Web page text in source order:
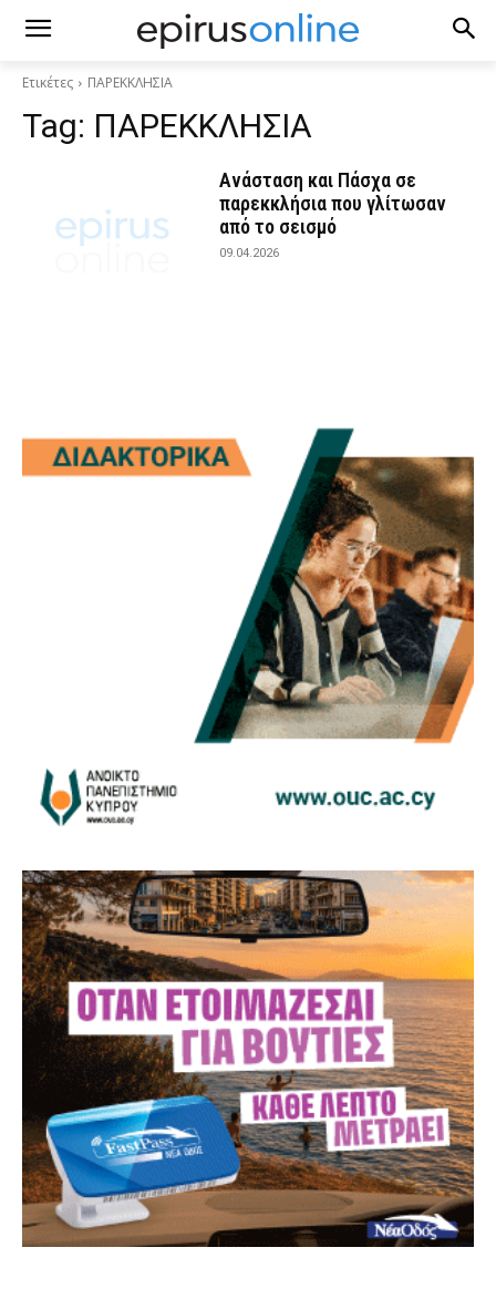
Ετικέτες ΠΑΡΕΚΚΛΗΣΙΑ
Tag: ΠΑΡΕΚΚΛΗΣΙΑ
Ανάσταση και Πάσχα σε
παρεκκλήσια που γλίτωσαν
από το σεισμό
09.04.2026